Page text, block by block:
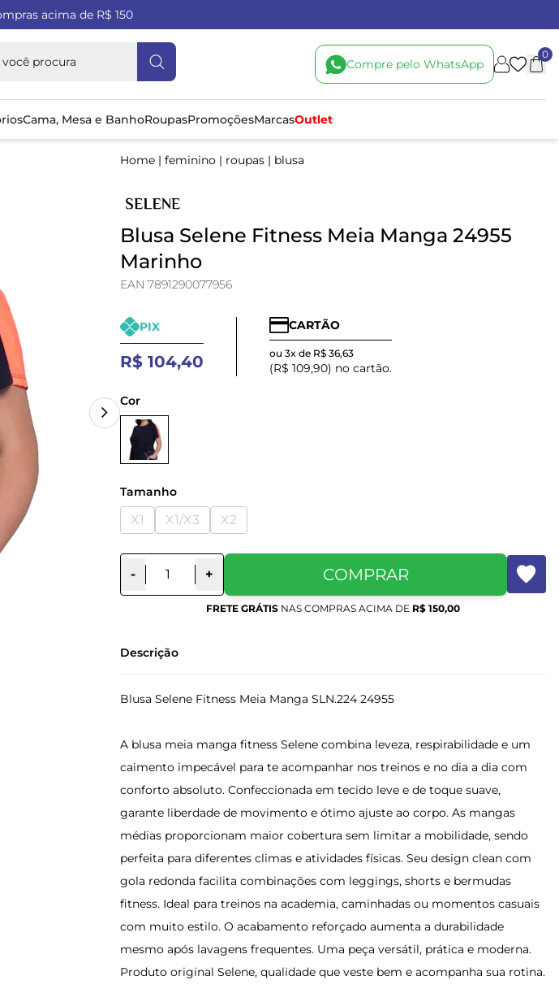
acima de R$ 150
Compre pelo WhatsApp
0
Cama, Mesa e BanhoRoupasPromoçõesMarcasOutlet
Home |feminino | roupas | blusa
Blusa Selene Fitness Meia Manga 24955
Marinho
EAN 7891290077956
PIX
R$ 104,40
CARTÃO
ou 3x de R$ 36,63
(R$ 109,90) no cartão.
Cor
Tamanho
X1 X1/X3 X2
- + COMPRAR
FRETE GRÁTIS NAS COMPRAS ACIMA DE R$ 150,00
Descrição
Blusa Selene Fitness Meia Manga SLN.224 24955
A blusa meia manga fitness Selene combina leveza, respirabilidade e um
caimento impecável para te acompanhar nos treinos e no dia a dia com
conforto absoluto. Confeccionada em tecido leve e de toque suave,
garante liberdade de movimento e ótimo ajuste ao corpo. As mangas
médias proporcionam maior cobertura sem limitar a mobilidade, sendo
perfeita para diferentes climas e atividades físicas. Seu design clean com
gola redonda facilita combinações com leggings, shorts e bermudas
fitness. Ideal para treinos na academia, caminhadas ou momentos casuais
com muito estilo. O acabamento reforçado aumenta a durabilidade
mesmo após lavagens frequentes. Uma peça versátil, prática e moderna.
Produto original Selene, qualidade que veste bem e acompanha sua rotina.